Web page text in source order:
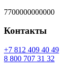
7700000000000
Контакты
94 04 904 218 7+
23 13 707 008 8